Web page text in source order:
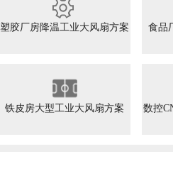
塑胶厂房降温工业大风扇方案 食品
铁皮房大型工业大风扇方案 数控